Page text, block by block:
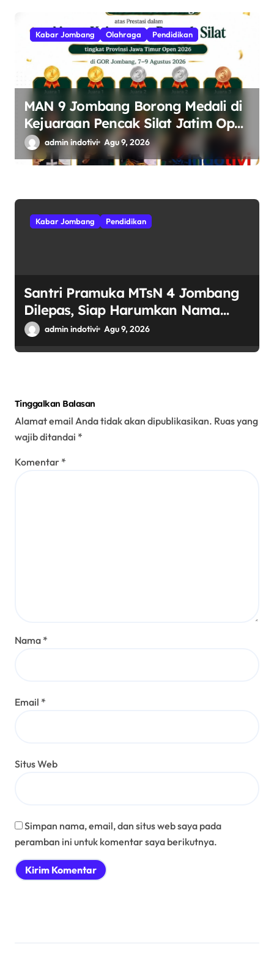
Kabar Jombang Olahraga Pendidikan
MAN 9 Jombang Borong Medali di
Kejuaraan Pencak Silat Jatim Open
2026admin indotivi Agu 9, 2026
Kabar Jombang Pendidikan
Santri Pramuka MTsN 4 Jombang
Dilepas, Siap Harumkan Nama
Madrasah di Jambore Nasional
admin indotivi Agu 9, 2026
Tinggalkan Balasan
Alamat email Anda tidak akan dipublikasikan. Ruas yang
wajib ditandai *
Komentar *
Nama *
Email *
Situs Web
Simpan nama, email, dan situs web saya pada
peramban ini untuk komentar saya berikutnya.